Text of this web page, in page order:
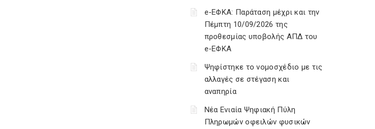
e-ΕΦΚΑ: Παράταση μέχρι και την
Πέμπτη 10/09/2026 της
προθεσμίας υποβολής ΑΠΔ του
e-ΕΦΚΑ
Ψηφίστηκε το νομοσχέδιο με τις
αλλαγές σε στέγαση και
αναπηρία
Νέα Ενιαία Ψηφιακή Πύλη
Πληρωμών οφειλών φυσικών